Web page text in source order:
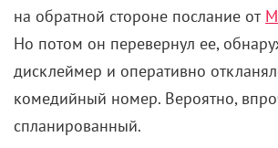
на обратной стороне послание от
Но потом он перевернул ее,
дисклеймер и оперативно
комедийный номер. Вероятно,
спланированный.